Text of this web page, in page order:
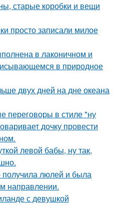
старые коробки и вещи
просто записали милое
в лаконичном и
в природное
двух дней на дне океана
переговоры в стиле "ну
дочку провести
левой бабы, ну так,
получила люлей и была
направлении.
с девушкой